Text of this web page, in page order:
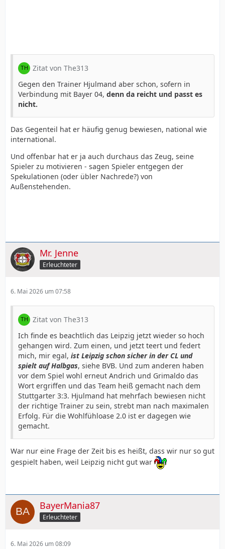
Zitat von The313
Gegen den Trainer Hjulmand aber schon, sofern in
Verbindung mit Bayer 04, denn da reicht und passt es
nicht.
Das Gegenteil hat er häufig genug bewiesen, national wie
international.
Und offenbar hat er ja auch durchaus das Zeug, seine
Spieler zu motivieren - sagen Spieler entgegen der
Spekulationen (oder übler Nachrede?) von
Außenstehenden.
Mr. Jenne
Erleuchteter
6. Mai 2026 um 07:58
Zitat von The313
Ich finde es beachtlich das Leipzig jetzt wieder so hoch
gehangen wird. Zum einen, und jetzt teert und federt
mich, mir egal, ist Leipzig schon sicher in der CL und
spielt auf Halbgas, siehe BVB. Und zum anderen haben
vor dem Spiel wohl erneut Andrich und Grimaldo das
Wort ergriffen und das Team heiß gemacht nach dem
Stuttgarter 3:3. Hjulmand hat mehrfach bewiesen nicht
der richtige Trainer zu sein, strebt man nach maximalen
Erfolg. Für die Wohlfühloase 2.0 ist er dagegen wie
gemacht.
War nur eine Frage der Zeit bis es heißt, dass wir nur so gut
gespielt haben, weil Leipzig nicht gut war
BayerMania87
Erleuchteter
6. Mai 2026 um 08:09